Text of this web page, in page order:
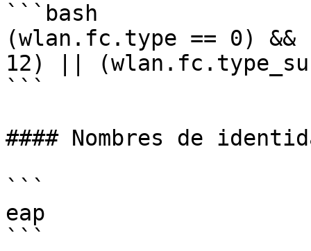
```bash
(wlan.fc.type == 0) &&
12) ||
```
#### Nombres de
```
eap
```